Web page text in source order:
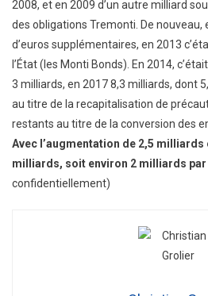
2008, et en 2009 d’un autre milliard
des obligations Tremonti. De nouveau,
d’euros supplémentaires, en 2013
l’État (les Monti Bonds). En 2014,
3 milliards, en 2017 8,3 milliards, dont
au titre de la recapitalisation de
restants au titre de la conversion des
Avec l’augmentation de 2,5 milliards
milliards, soit environ 2 milliards par
confidentiellement)